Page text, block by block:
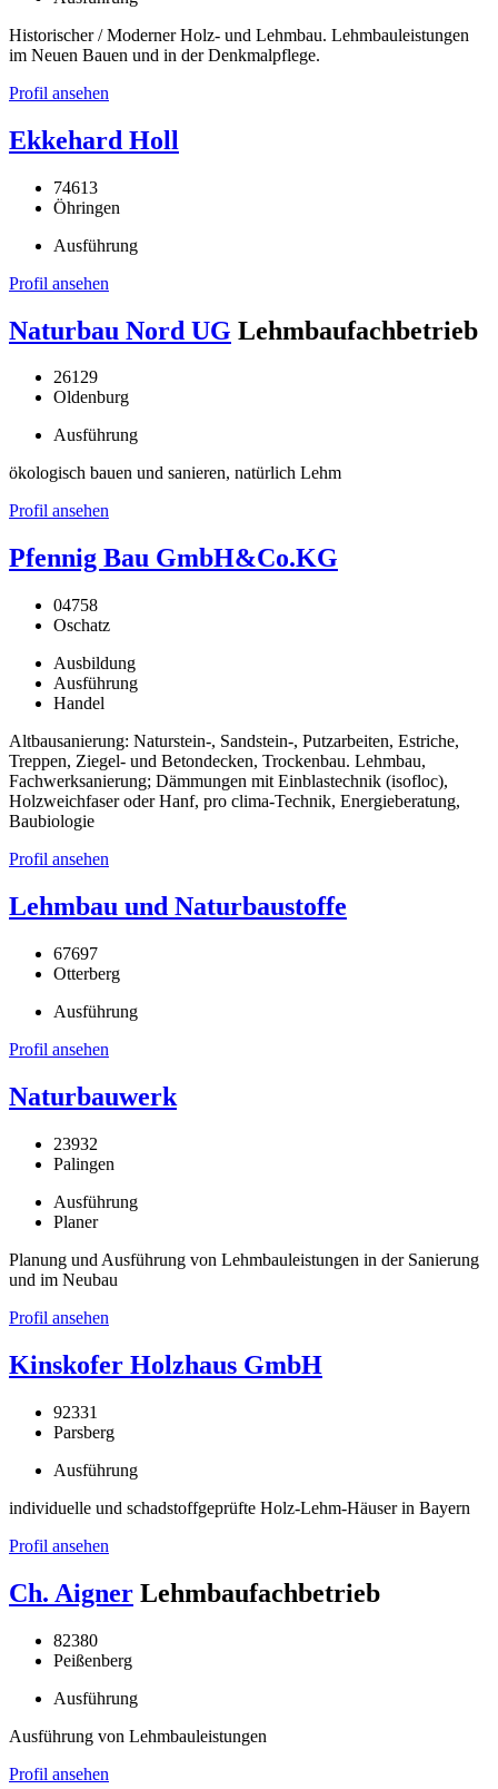
Historischer / Moderner Holz- und Lehmbau. Lehmbauleistungen
im Neuen Bauen und in der Denkmalpflege.
Profil ansehen
Ekkehard Holl
74613
Öhringen
Ausführung
Profil ansehen
Naturbau Nord UG Lehmbaufachbetrieb
26129
Oldenburg
Ausführung
ökologisch bauen und sanieren, natürlich Lehm
Profil ansehen
Pfennig Bau GmbH&Co.KG
04758
Oschatz
Ausbildung
Ausführung
Handel
Altbausanierung: Naturstein-, Sandstein-, Putzarbeiten, Estriche,
Treppen, Ziegel- und Betondecken, Trockenbau. Lehmbau,
Fachwerksanierung; Dämmungen mit Einblastechnik (isofloc),
Holzweichfaser oder Hanf, pro clima-Technik, Energieberatung,
Baubiologie
Profil ansehen
Lehmbau und Naturbaustoffe
67697
Otterberg
Ausführung
Profil ansehen
Naturbauwerk
23932
Palingen
Ausführung
Planer
Planung und Ausführung von Lehmbauleistungen in der Sanierung
und im Neubau
Profil ansehen
Kinskofer Holzhaus GmbH
92331
Parsberg
Ausführung
individuelle und schadstoffgeprüfte Holz-Lehm-Häuser in Bayern
Profil ansehen
Ch. Aigner Lehmbaufachbetrieb
82380
Peißenberg
Ausführung
Ausführung von Lehmbauleistungen
Profil ansehen